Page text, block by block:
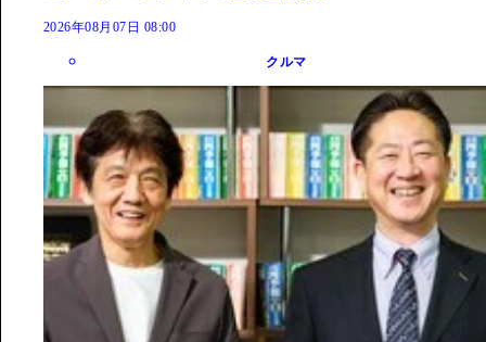
2026年08月07日 08:00
クルマ